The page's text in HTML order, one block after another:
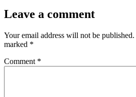
Leave a comment
Your email address will not be published.
marked *
Comment *